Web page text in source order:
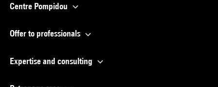
Centre Pompidou
Offer to professionals
Expertise and consulting